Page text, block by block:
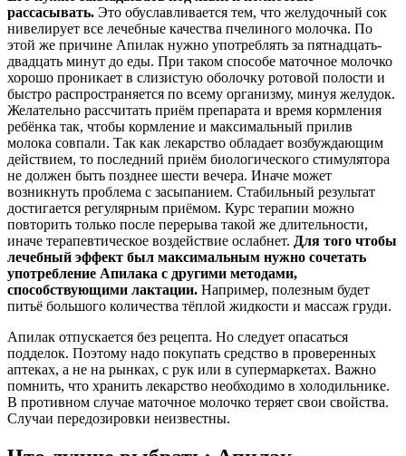
рассасывать. Это обуславливается тем, что желудочный сок
нивелирует все лечебные качества пчелиного молочка. По
этой же причине Апилак нужно употреблять за пятнадцать-
двадцать минут до еды. При таком способе маточное молочко
хорошо проникает в слизистую оболочку ротовой полости и
быстро распространяется по всему организму, минуя желудок.
Желательно рассчитать приём препарата и время кормления
ребёнка так, чтобы кормление и максимальный прилив
молока совпали. Так как лекарство обладает возбуждающим
действием, то последний приём биологического стимулятора
не должен быть позднее шести вечера. Иначе может
возникнуть проблема с засыпанием. Стабильный результат
достигается регулярным приёмом. Курс терапии можно
повторить только после перерыва такой же длительности,
иначе терапевтическое воздействие ослабнет. Для того чтобы
лечебный эффект был максимальным нужно сочетать
употребление Апилака с другими методами,
способствующими лактации. Например, полезным будет
питьё большого количества тёплой жидкости и массаж груди.
Апилак отпускается без рецепта. Но следует опасаться
подделок. Поэтому надо покупать средство в проверенных
аптеках, а не на рынках, с рук или в супермаркетах. Важно
помнить, что хранить лекарство необходимо в холодильнике.
В противном случае маточное молочко теряет свои свойства.
Случаи передозировки неизвестны.